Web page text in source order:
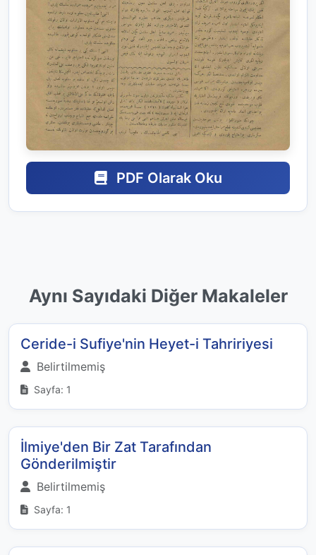
PDF Olarak Oku
Aynı Sayıdaki Diğer Makaleler
Ceride-i Sufiye'nin Heyet-i Tahririyesi
Belirtilmemiş
Sayfa: 1
İlmiye'den Bir Zat Tarafından
Gönderilmiştir
Belirtilmemiş
Sayfa: 1